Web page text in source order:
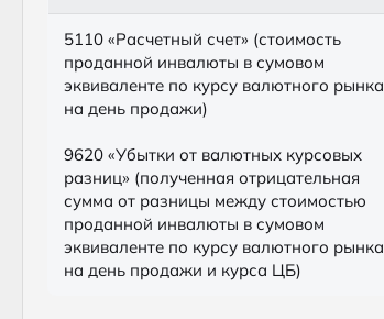
5110 «Расчетный счет» (стоимость
проданной инвалюты в сумовом
эквиваленте по курсу валютного рынка
на день продажи)
9620 «Убытки от валютных курсовых
разниц» (полученная отрицательная
сумма от разницы между стоимостью
проданной инвалюты в сумовом
эквиваленте по курсу валютного рынка
на день продажи и курса ЦБ)